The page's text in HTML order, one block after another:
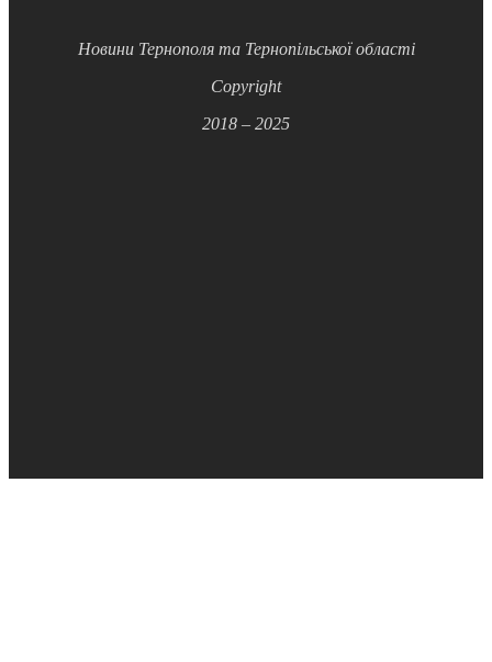
Новини Тернополя та Тернопільської області
Copyright
2018 – 2025